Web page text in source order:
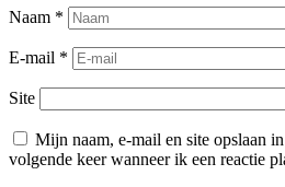
Naam *
E-mail *
Site
Mijn naam, e-mail en site opslaan
volgende keer wanneer ik een reactie